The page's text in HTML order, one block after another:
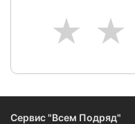
2
1
Сервис "Всем Подряд"